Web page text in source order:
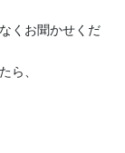
くお聞かせくだ
ら、